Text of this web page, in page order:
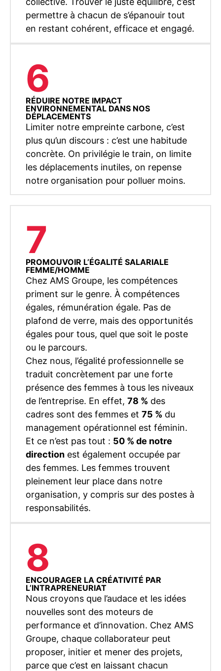
permettre à chacun de s’épanouir tout
en restant cohérent, efficace et engagé.
6
RÉDUIRE NOTRE IMPACT
ENVIRONNEMENTAL DANS NOS
DÉPLACEMENTS
Limiter notre empreinte carbone, c’est
plus qu’un discours : c’est une habitude
concrète. On privilégie le train, on limite
les déplacements inutiles, on repense
notre organisation pour polluer moins.
7
PROMOUVOIR L’ÉGALITÉ SALARIALE
FEMME/HOMME
Chez AMS Groupe, les compétences
priment sur le genre. À compétences
égales, rémunération égale. Pas de
plafond de verre, mais des opportunités
égales pour tous, quel que soit le poste
ou le parcours.
Chez nous, l’égalité professionnelle se
traduit concrètement par une forte
présence des femmes à tous les niveaux
de l’entreprise. En effet, 78 % des
cadres sont des femmes et 75 % du
management opérationnel est féminin.
Et ce n’est pas tout : 50 % de notre
direction est également occupée par
des femmes. Les femmes trouvent
pleinement leur place dans notre
organisation, y compris sur des postes à
responsabilités.
8
ENCOURAGER LA CRÉATIVITÉ PAR
L’INTRAPRENEURIAT
Nous croyons que l’audace et les idées
nouvelles sont des moteurs de
performance et d’innovation. Chez AMS
Groupe, chaque collaborateur peut
proposer, initier et mener des projets,
parce que c’est en laissant chacun